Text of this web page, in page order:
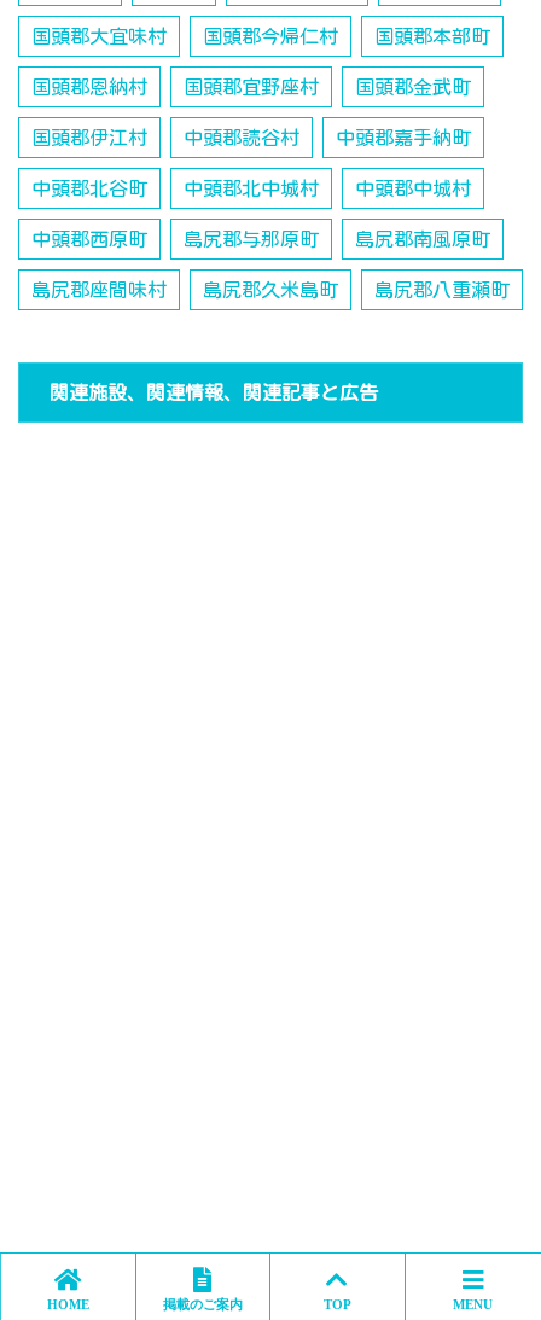
国頭郡大宜味村 国頭郡今帰仁村 国頭郡本部町
国頭郡恩納村 国頭郡宜野座村 国頭郡金武町
国頭郡伊江村 中頭郡読谷村 中頭郡嘉手納町
中頭郡北谷町 中頭郡北中城村 中頭郡中城村
中頭郡西原町 島尻郡与那原町 島尻郡南風原町
島尻郡座間味村 島尻郡久米島町 島尻郡八重瀬町
関連施設、関連情報、関連記事と広告
HOME 掲載のご案内 TOP MENU